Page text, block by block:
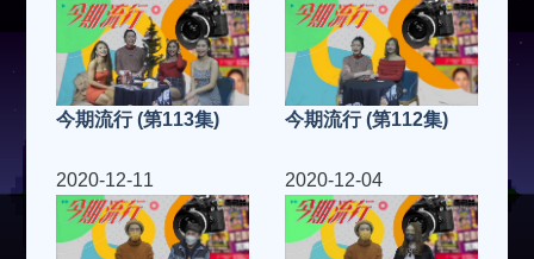
今期流行 (第113集) 今期流行 (第112集)
2020-12-11 2020-12-04